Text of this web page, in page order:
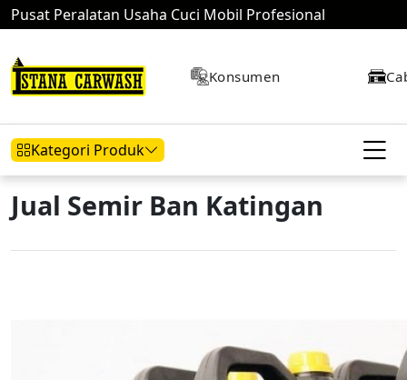
Pusat Peralatan Usaha Cuci Mobil Profesional
Konsumen
Kategori Produk
Hidrolik Mobil Hidrolik Motor Kompresor
Jual Semir Ban Katingan